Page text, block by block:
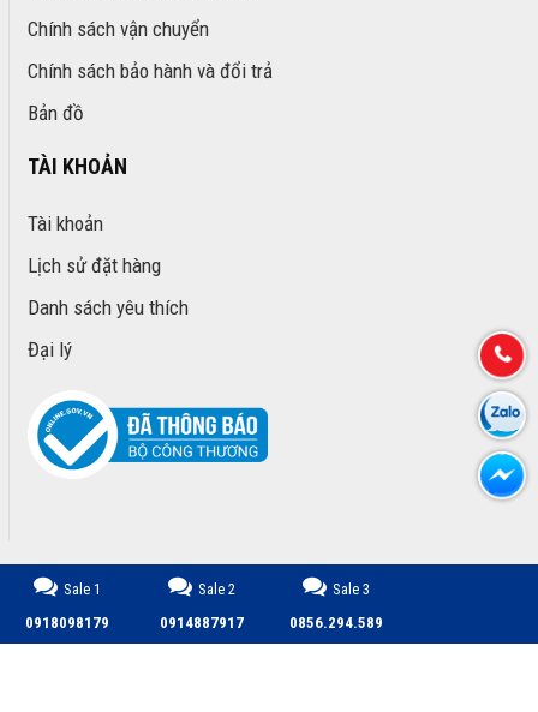
Chính sách vận chuyển
Chính sách bảo hành và đổi trả
Bản đồ
TÀI KHOẢN
Tài khoản
Lịch sử đặt hàng
Danh sách yêu thích
Đại lý
Sale 1
0918098179
Sale 2
0914887917
Sale 3
0856.294.589